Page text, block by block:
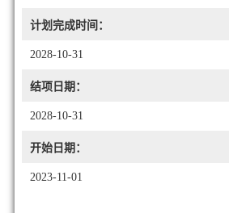
计划完成时间：
2028-10-31
结项日期：
2028-10-31
开始日期：
2023-11-01